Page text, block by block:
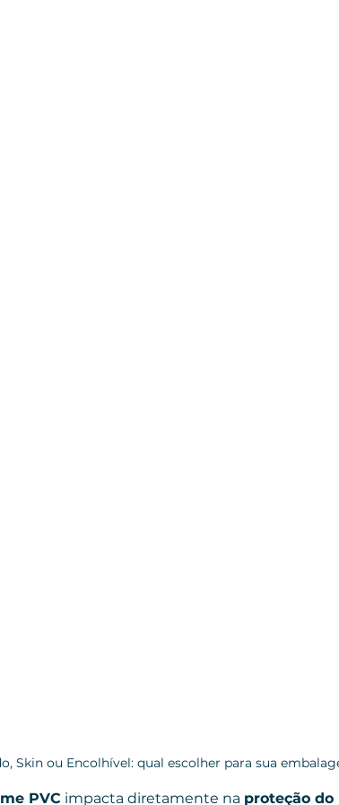
Skin ou Encolhível: qual escolher para sua
PVC impacta diretamente na proteção